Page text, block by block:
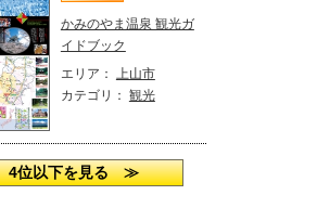
かみのやま温泉 観光ガ
イドブック
エリア： 上山市
カテゴリ： 観光
4位以下を見る ≫